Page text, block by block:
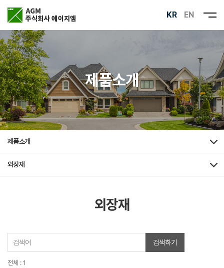
KR EN
제품소개
제품소개
외장재
외장재
전체 : 1